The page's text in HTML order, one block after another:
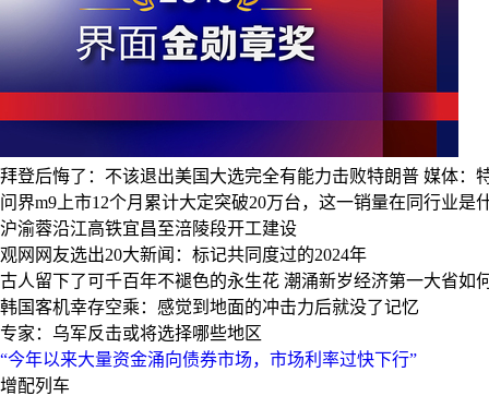
拜登后悔了：不该退出美国大选完全有能力击败特朗普 媒体：
问界m9上市12个月累计大定突破20万台，这一销量在同行业是
沪渝蓉沿江高铁宜昌至涪陵段开工建设
观网网友选出20大新闻：标记共同度过的2024年
古人留下了可千百年不褪色的永生花 潮涌新岁经济第一大省如
韩国客机幸存空乘：感觉到地面的冲击力后就没了记忆
专家：乌军反击或将选择哪些地区
“今年以来大量资金涌向债券市场，市场利率过快下行”
增配列车